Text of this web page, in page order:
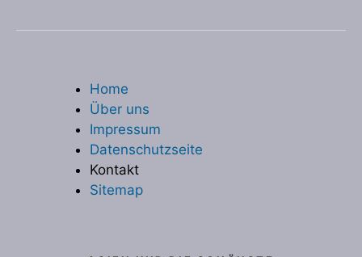
Home
Über uns
Impressum
Datenschutzseite
Kontakt
Sitemap